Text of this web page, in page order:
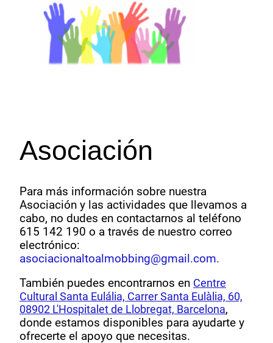
Asociación
Para más información sobre nuestra
Asociación y las actividades que llevamos a
cabo, no dudes en contactarnos al teléfono
615 142 190 o a través de nuestro correo
electrónico:
asociacionaltoalmobbing@gmail.com.
También puedes encontrarnos en Centre
Cultural Santa Eulália, Carrer Santa Eulàlia, 60,
08902 L'Hospitalet de Llobregat, Barcelona,
donde estamos disponibles para ayudarte y
ofrecerte el apoyo que necesitas.